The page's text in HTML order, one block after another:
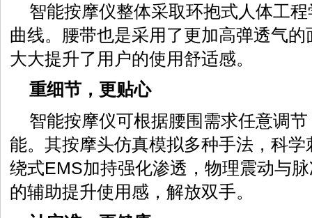
智能按摩仪整体采取环抱式人体工
曲线。腰带也是采用了更加高弹透气
大大提升了用户的使用舒适感。
重细节，更贴心
智能按摩仪可根据腰围需求任意调
能。其按摩头仿真模拟多种手法，科
绕式EMS加持强化渗透，物理震动与
的辅助提升使用感，解放双手。